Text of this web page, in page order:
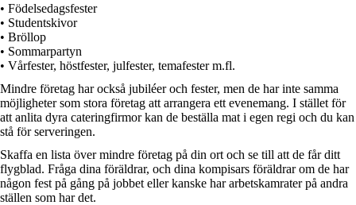
• Födelsedagsfester
• Studentskivor
• Bröllop
• Sommarpartyn
• Vårfester, höstfester, julfester, temafester m.fl.
Mindre företag har också jubiléer och fester, men de har inte samma
möjligheter som stora företag att arrangera ett evenemang. I stället för
att anlita dyra cateringfirmor kan de beställa mat i egen regi och du kan
stå för serveringen.
Skaffa en lista över mindre företag på din ort och se till att de får ditt
flygblad. Fråga dina föräldrar, och dina kompisars föräldrar om de har
någon fest på gång på jobbet eller kanske har arbetskamrater på andra
ställen som har det.